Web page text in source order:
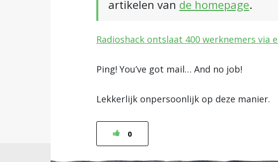
artikelen van de homepage.
Radioshack ontslaat 400 werknemers via
Ping! You’ve got mail… And no job!
Lekkerlijk onpersoonlijk op deze manier.
0